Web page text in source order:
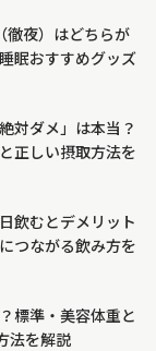
徹夜）はどちらが
眠おすすめグッズ
対ダメ」は本当？
正しい摂取方法を
飲むとデメリット
つながる飲み方を
標準・美容体重と
法を解説